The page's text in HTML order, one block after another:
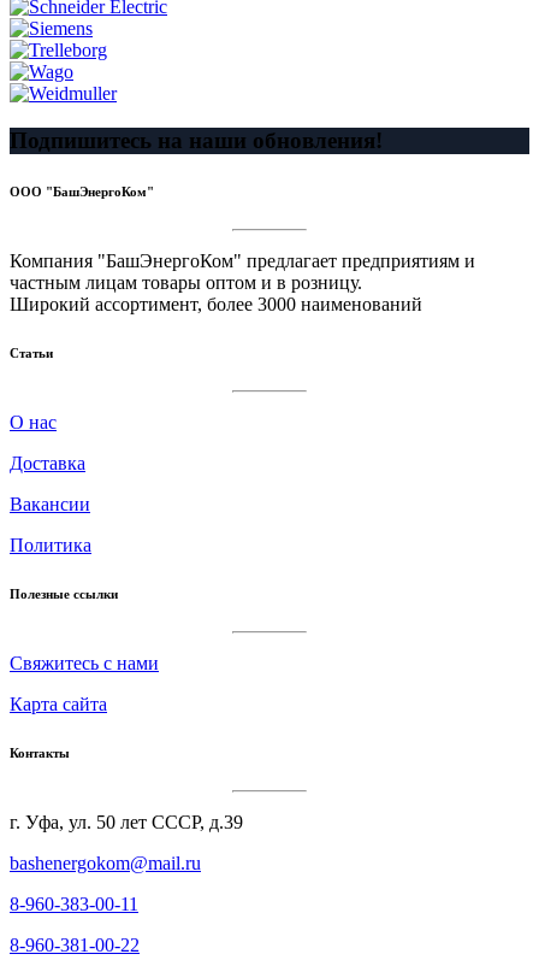
Подпишитесь на наши обновления!
ООО "БашЭнергоКом"
Компания "БашЭнергоКом" предлагает предприятиям и
частным лицам товары оптом и в розницу.
Широкий ассортимент, более 3000 наименований
Статьи
О нас
Доставка
Вакансии
Политика
Полезные ссылки
Cвяжитесь с нами
Карта сайта
Контакты
г. Уфа, ул. 50 лет СССР, д.39
bashenergokom@mail.ru
8-960-383-00-11
8-960-381-00-22